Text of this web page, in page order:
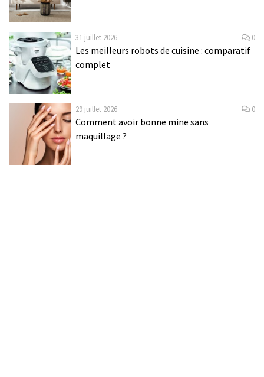
31 juillet 2026 0
Les meilleurs robots de cuisine : comparatif
complet
29 juillet 2026 0
Comment avoir bonne mine sans
maquillage ?